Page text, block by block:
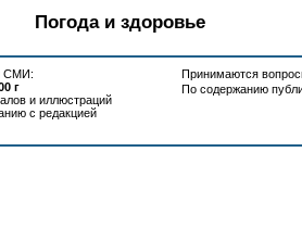
Погода и здоровье
СМИ:
г
и иллюстраций
с редакцией
Принимаются
По содержанию